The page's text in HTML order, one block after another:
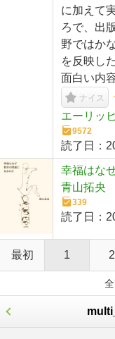
に加えて
ろで、出
野ではか
を反映し
面白い内
ナイス
エーリッ
9572
読了日：
幸福はな
青山拓央
339
読了日：
最初 1 2